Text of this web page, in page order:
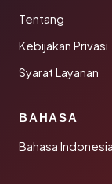
Tentang
Kebijakan Privasi
Syarat Layanan
BAHASA
Bahasa Indonesia